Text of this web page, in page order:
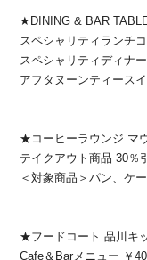
★DINING & BAR
スペシャリティランチ
スペシャリティディナ
アフタヌーンティース
★コーヒーラウンジ マ
テイクアウト商品 30％
＜対象商品＞パン、ケ
★フードコート 品川キ
Cafe＆Barメニュー ￥